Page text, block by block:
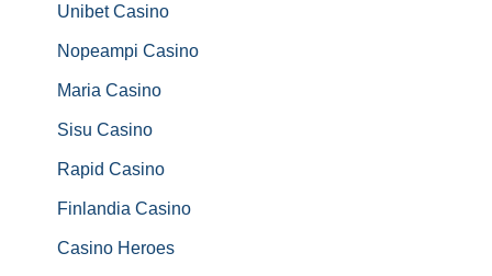
Unibet Casino
Nopeampi Casino
Maria Casino
Sisu Casino
Rapid Casino
Finlandia Casino
Casino Heroes